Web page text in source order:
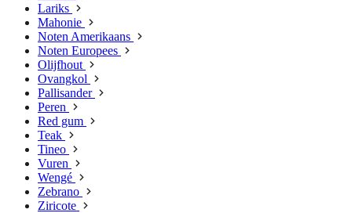
Lariks
Mahonie
Noten Amerikaans
Noten Europees
Olijfhout
Ovangkol
Pallisander
Peren
Red gum
Teak
Tineo
Vuren
Wengé
Zebrano
Ziricote